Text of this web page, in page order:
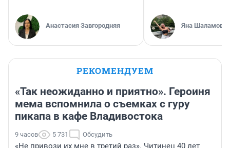
Анастасия Завгородняя Яна Шаламова
РЕКОМЕНДУЕМ
«Так неожиданно и приятно». Героиня
мема вспомнила о съемках с гуру
пикапа в кафе Владивостока
9 часов 5 731 Обсудить